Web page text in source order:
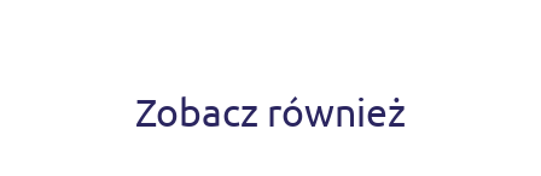
Zobacz również